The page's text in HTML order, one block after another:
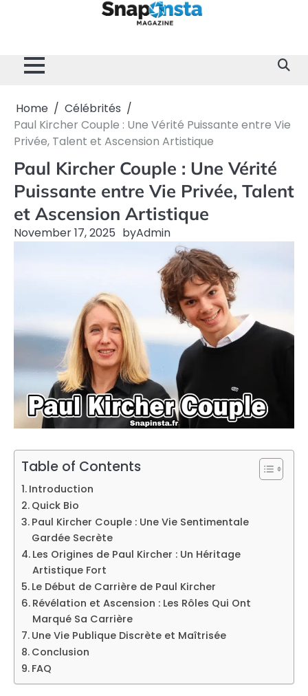
Home
Célébrités
Paul Kircher Couple : Une Vérité Puissante entre Vie
Privée, Talent et Ascension Artistique
Paul Kircher Couple : Une Vérité
Puissante entre Vie Privée, Talent
et Ascension Artistique
November 17, 2025 byAdmin
Table of Contents
Introduction
Quick Bio
Paul Kircher Couple : Une Vie Sentimentale
Gardée Secrète
Les Origines de Paul Kircher : Un Héritage
Artistique Fort
Le Début de Carrière de Paul Kircher
Révélation et Ascension : Les Rôles Qui Ont
Marqué Sa Carrière
Une Vie Publique Discrète et Maîtrisée
Conclusion
FAQ